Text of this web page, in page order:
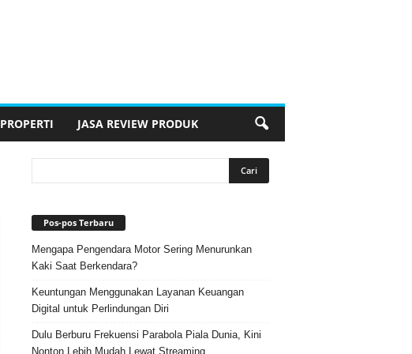
PROPERTI JASA REVIEW PRODUK
Pos-pos Terbaru
Mengapa Pengendara Motor Sering Menurunkan
Kaki Saat Berkendara?
Keuntungan Menggunakan Layanan Keuangan
Digital untuk Perlindungan Diri
Dulu Berburu Frekuensi Parabola Piala Dunia, Kini
Nonton Lebih Mudah Lewat Streaming